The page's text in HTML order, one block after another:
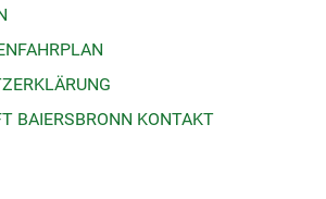
BAIERSBRONN KONTAKT